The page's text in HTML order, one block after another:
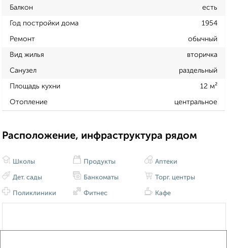
Балкон есть
Год постройки дома 1954
Ремонт обычный
Вид жилья вторичка
Санузел раздельный
Площадь кухни 12 м²
Отопление центральное
Расположение, инфраструктура рядом
Школы
Дет. сады
Поликлиники
Продукты
Банкоматы
Фитнес
Аптеки
Торг. центры
Кафе